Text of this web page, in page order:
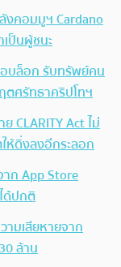
งคอมมูฯ Cardano
ป็นผู้ชนะ
อบล็อก รับทรัพย์คน
ตศรัทธาคริปโทฯ
CLARITY Act ไม่
ห้ดิ่งลงอีกระลอก
ก App Store
ด้ปกติ
ามเสียหายจาก
ล้าน